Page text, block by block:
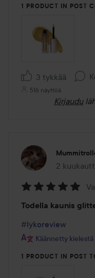
1 PRODUCT IN POST
3 tykkää
516 näyttöä
Kirjaudu
2
Viesti
5
/
5
Todella kaunis
#lykoreview
Käännetty
1 PRODUCT IN POST